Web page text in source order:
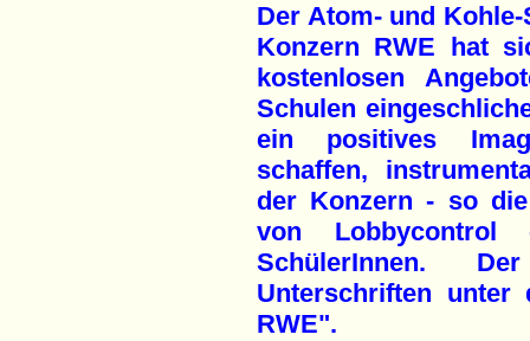
Der Atom- und
Konzern RWE hat
kostenlosen
Schulen
ein positives
schaffen,
der Konzern - so
von
SchülerInnen.
Unterschriften unter
RWE".